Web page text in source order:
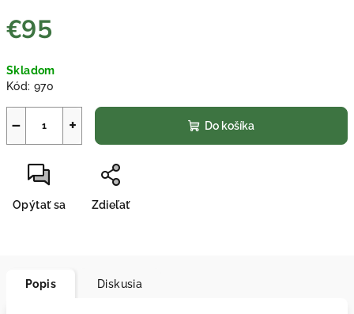
€95
cena:
Skladom
Kód: 970
+
− Do košíka
Opýtať sa Zdieľať
Popis Diskusia